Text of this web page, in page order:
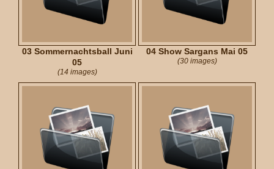
03 Sommernachtsball Juni
05
(14 images)
04 Show Sargans Mai 05
(30 images)